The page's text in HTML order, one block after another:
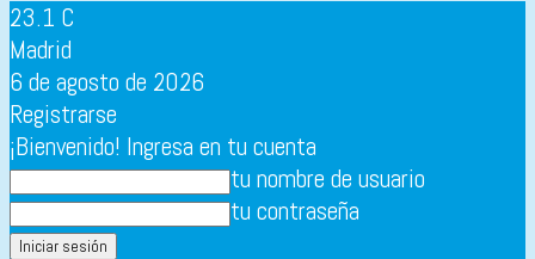
23.1 C
Madrid
6 de agosto de 2026
Registrarse
¡Bienvenido! Ingresa en tu cuenta
tu nombre de usuario
tu contraseña